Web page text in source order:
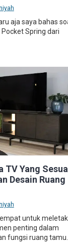
aja saya bahas
Spring dari
TV Yang
Desain Ruang
untuk
penting dalam
fungsi ruang tamu.